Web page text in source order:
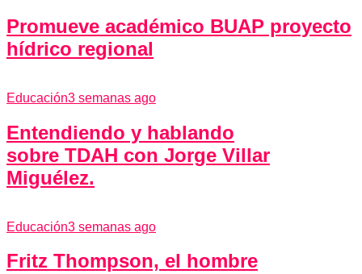
Promueve académico BUAP proyecto
hídrico regional
Educación3 semanas ago
Entendiendo y hablando
sobre TDAH con Jorge Villar
Miguélez.
Educación3 semanas ago
Fritz Thompson, el hombre